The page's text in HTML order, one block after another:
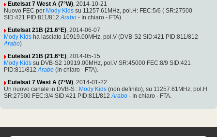
Eutelsat 7 West A (7°W), 2014-10-21
Nuovo FEC per Mody Kids su 11257.61MHz, pol.H: FEC:5/6 ( SR:27500
SID:421 PID:811/812 Arabo - In chiaro - FTA).
Eutelsat 21B (21.6°E), 2014-06-07
Mody Kids ha lasciato 10919.00MHz, pol.V (DVB-S2 SID:421 PID:811/812
Arabo)
Eutelsat 21B (21.6°E), 2014-05-15
Mody Kids su DVB-S2 10919.00MHz, pol.V SR:45000 FEC:8/9 SID:421
PID:811/812 Arabo (In chiaro - FTA).
Eutelsat 7 West A (7°W), 2014-01-22
Un nuovo canale in DVB-S : Mody Kids (non definito), su 11257.61MHz, pol.H
SR:27500 FEC:3/4 SID:421 PID:811/812 Arabo - In chiaro - FTA.